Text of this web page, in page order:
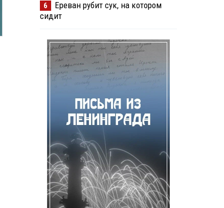
6
Ереван рубит сук, на котором
сидит